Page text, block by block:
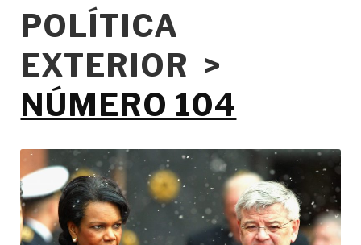
POLÍTICA
EXTERIOR >
NÚMERO 104